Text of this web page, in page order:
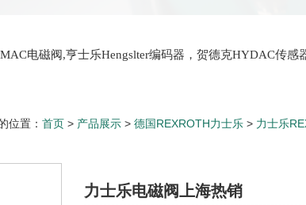
MAC电磁阀,亨士乐Hengslter编码器，贺德克HYDAC传感
位置： 首页 > 产品展示 > 德国REXROTH力士乐 > 力士乐
力士乐电磁阀上海热销